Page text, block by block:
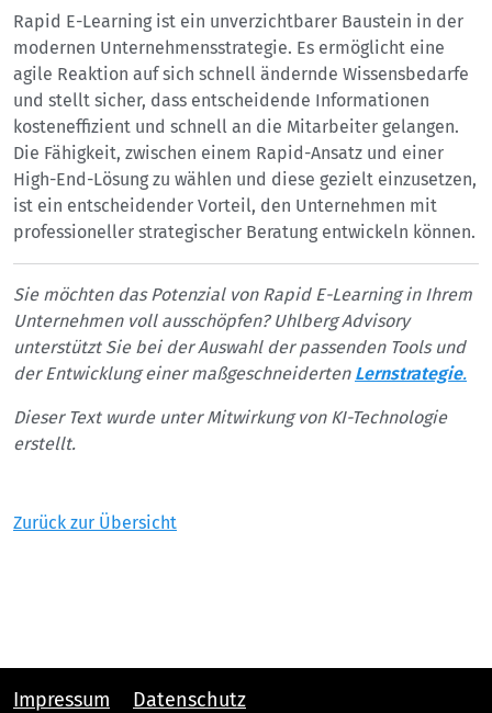
Rapid E-Learning ist ein unverzichtbarer Baustein in der
modernen Unternehmensstrategie. Es ermöglicht eine
agile Reaktion auf sich schnell ändernde Wissensbedarfe
und stellt sicher, dass entscheidende Informationen
kosteneffizient und schnell an die Mitarbeiter gelangen.
Die Fähigkeit, zwischen einem Rapid-Ansatz und einer
High-End-Lösung zu wählen und diese gezielt einzusetzen,
ist ein entscheidender Vorteil, den Unternehmen mit
professioneller strategischer Beratung entwickeln können.
Sie möchten das Potenzial von Rapid E-Learning in Ihrem
Unternehmen voll ausschöpfen? Uhlberg Advisory
unterstützt Sie bei der Auswahl der passenden Tools und
der Entwicklung einer maßgeschneiderten Lernstrategie.
Dieser Text wurde unter Mitwirkung von KI-Technologie
erstellt.
Zurück zur Übersicht
Impressum Datenschutz